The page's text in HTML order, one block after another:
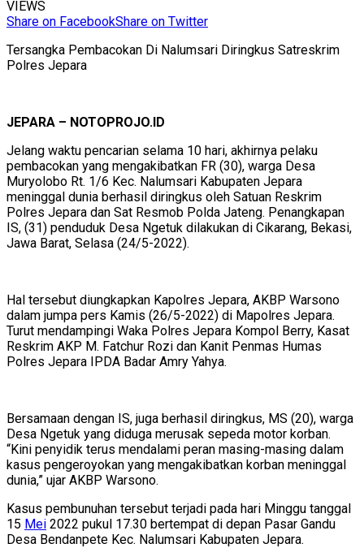
VIEWS
Share on FacebookShare on Twitter
Tersangka Pembacokan Di Nalumsari Diringkus Satreskrim
Polres Jepara
JEPARA – NOTOPROJO.ID
Jelang waktu pencarian selama 10 hari, akhirnya pelaku
pembacokan yang mengakibatkan FR (30), warga Desa
Muryolobo Rt. 1/6 Kec. Nalumsari Kabupaten Jepara
meninggal dunia berhasil diringkus oleh Satuan Reskrim
Polres Jepara dan Sat Resmob Polda Jateng. Penangkapan
IS, (31) penduduk Desa Ngetuk dilakukan di Cikarang, Bekasi,
Jawa Barat, Selasa (24/5-2022).
Hal tersebut diungkapkan Kapolres Jepara, AKBP Warsono
dalam jumpa pers Kamis (26/5-2022) di Mapolres Jepara.
Turut mendampingi Waka Polres Jepara Kompol Berry, Kasat
Reskrim AKP M. Fatchur Rozi dan Kanit Penmas Humas
Polres Jepara IPDA Badar Amry Yahya.
Bersamaan dengan IS, juga berhasil diringkus, MS (20), warga
Desa Ngetuk yang diduga merusak sepeda motor korban.
“Kini penyidik terus mendalami peran masing-masing dalam
kasus pengeroyokan yang mengakibatkan korban meninggal
dunia,” ujar AKBP Warsono.
Kasus pembunuhan tersebut terjadi pada hari Minggu tanggal
15 Mei 2022 pukul 17.30 bertempat di depan Pasar Gandu
Desa Bendanpete Kec. Nalumsari Kabupaten Jepara.